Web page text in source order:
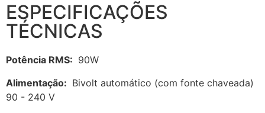
ESPECIFICAÇÕES
TÉCNICAS
Potência RMS: 90W
Alimentação: Bivolt automático (com fonte chaveada)
90 - 240 V